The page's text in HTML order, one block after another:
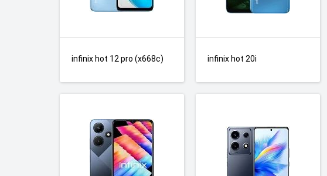
infinix hot 12 pro (x668c) infinix hot 20i